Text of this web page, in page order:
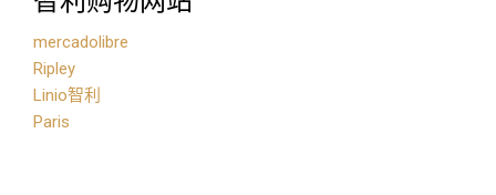
mercadolibre
Ripley
Linio智利
Paris